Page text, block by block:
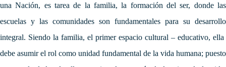
una Nación, estarea de la familia, la formación del ser, donde las
escuelas y las comunidades son fundamentales para su desarrollo
integral. Siendo la familia, el primer espacio cultural – educativo, ella
debe asumir el rol como unidad fundamental de la vida humana; puesto